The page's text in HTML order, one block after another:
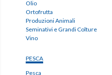
Olio
Ortofrutta
Produzioni Animali
Seminativi e Grandi Colture
Vino
PESCA
Pesca